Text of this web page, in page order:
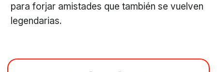
para forjar amistades que también se vuelven
legendarias.